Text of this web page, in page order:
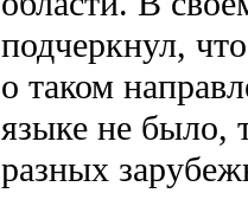
подчеркнул,
о таком
языке не было,
разных